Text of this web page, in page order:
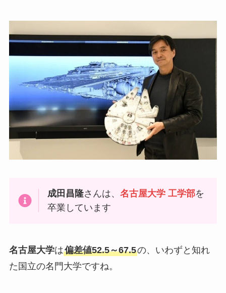
成田昌隆さんは、名古屋大学 工学部を
卒業しています
名古屋大学は偏差値52.5～67.5の、いわずと知れ
た国立の名門大学ですね。